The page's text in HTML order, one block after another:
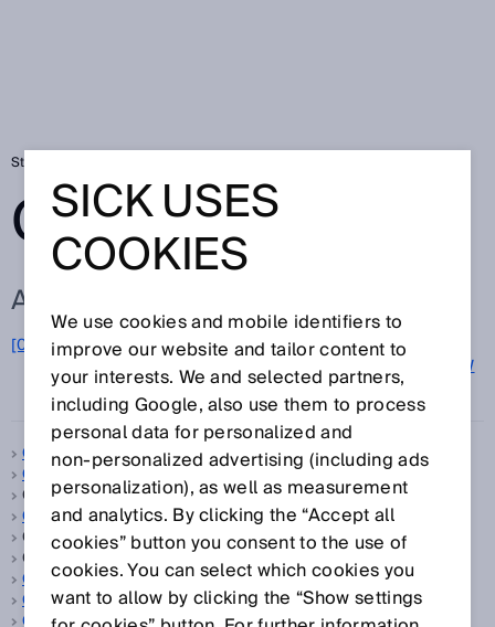
Startseite
GLOSSAR
ALLE BEGRIFFE ZU G
[0-9] A B C D E F G H I J K L M
P Q R S T W
Y Z
Gabelsensoren
Gaszähler
Geber, sieheEncoder
Gebäudeautomation
Gebäudemanagement, sieheGebäudeautomation
Gebäudesicherheit, sieheGebäudeautomation
Gefahr bringender Zustand
Gefahrbereich
Gefahrstelle
SICK USES
COOKIES
We use cookies and mobile identifiers to
improve our website and tailor content to
your interests. We and selected partners,
including Google, also use them to process
personal data for personalized and
non‑personalized advertising (including ads
personalization), as well as measurement
and analytics. By clicking the “Accept all
cookies” button you consent to the use of
cookies. You can select which cookies you
want to allow by clicking the “Show settings